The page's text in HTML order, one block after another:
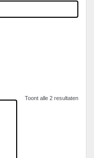
Toont alle 2 resultaten